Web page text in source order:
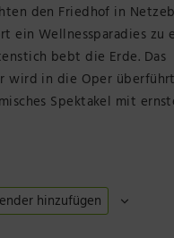
den Friedhof in
ein Wellnessparadies zu
bebt die Erde. Das
wird in die Oper
Spektakel mit
hinzufügen